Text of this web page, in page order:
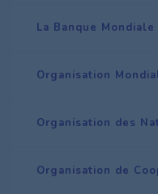
La Banque Mondiale
Organisation